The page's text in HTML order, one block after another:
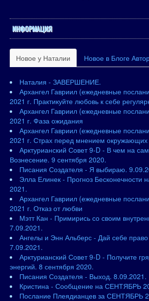
ИНФОРМАЦИЯ
Новое у Наталии Новое в Блоге
Наталия - ЗАВЕРШЕНИЕ.
Архангел Гавриил (ежедневные
2021 г. Практикуйте любовь к себе
Архангел Гавриил (ежедневные
2021 г. Фаза ожидания
Архангел Гавриил (ежедневные
2021 г. Страх перед мнением окружающих
Арктурианский Совет 9-D - В чем на
Вознесение. 9 сентября 2020.
Писания Создателя - Я выбираю.
Элла Елинек - Прогноз Бесконечности
2021.
Архангел Гавриил (ежедневные
2021 г. Отказ от любви
Мэтт Кан - Примирись со своим
7.09.2021.
Ангелы и Энн Альберс - Дай себе
7.09.2021.
Арктурианский Совет 9-D - Получите
энергий. 8 сентября 2020.
Писания Создателя - Выход. 8.09.2021.
Кристина - Сообщение на СЕНТЯБРЬ
Послание Плеядианцев за СЕНТЯБРЬ